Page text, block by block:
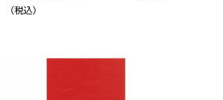
（税込）